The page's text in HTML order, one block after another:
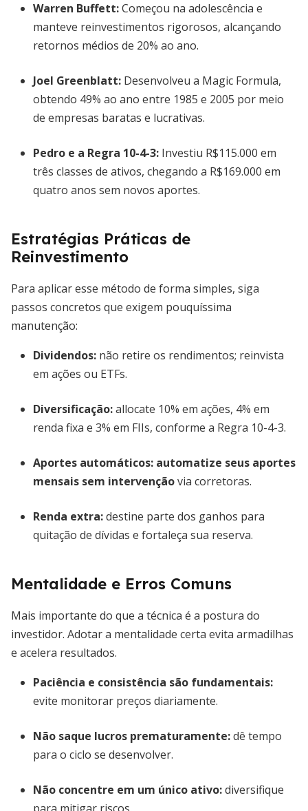
Warren Buffett:Começou na adolescência e
manteve reinvestimentos rigorosos, alcançando
retornos médios de 20% ao ano.
Joel Greenblatt: Desenvolveu a Magic Formula,
obtendo 49% ao ano entre 1985 e 2005 por meio
de empresas baratas e lucrativas.
Pedro e a Regra 10-4-3: Investiu R$115.000 em
três classes de ativos, chegando a R$169.000 em
quatro anos sem novos aportes.
Estratégias Práticas de
Reinvestimento
Para aplicar esse método de forma simples, siga
passos concretos que exigem pouquíssima
manutenção:
Dividendos: não retire os rendimentos; reinvista
em ações ou ETFs.
Diversificação:allocate 10% em ações, 4% em
renda fixa e 3% em FIIs, conforme a Regra 10-4-3.
Aportes automáticos: automatize seus aportes
mensais sem intervençãovia corretoras.
Renda extra:destine parte dos ganhos para
quitação de dívidas e fortaleça sua reserva.
Mentalidade e Erros Comuns
Mais importante do que a técnica é a postura do
investidor. Adotar a mentalidade certa evita armadilhas
e acelera resultados.
Paciência e consistência são fundamentais:
evite monitorar preços diariamente.
Não saque lucros prematuramente:dê tempo
para o ciclo se desenvolver.
Não concentre em um único ativo:diversifique